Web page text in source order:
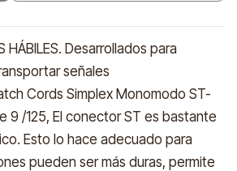
HÁBILES. Desarrollados para
señales
Cords Simplex Monomodo ST-
/125, El conector ST es bastante
Esto lo hace adecuado para
pueden ser más duras, permite